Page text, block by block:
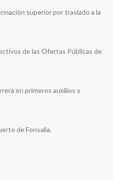
superior por traslado a la
de las Ofertas Públicas de
en primeros auxilios y
de Fonsalía.